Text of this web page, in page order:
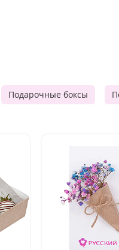
Подарочные боксы